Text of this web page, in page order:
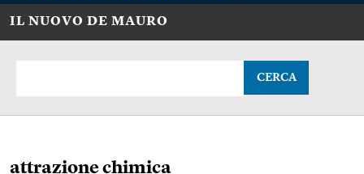
IL NUOVO DE MAURO
CERCA
attrazione chimica